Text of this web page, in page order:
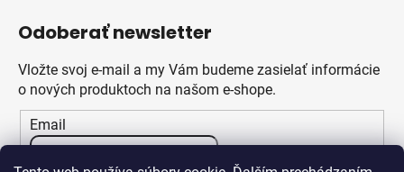
Odoberať newsletter
Vložte svoj e-mail a my Vám budeme zasielať informácie
o nových produktoch na našom e-shope.
Email